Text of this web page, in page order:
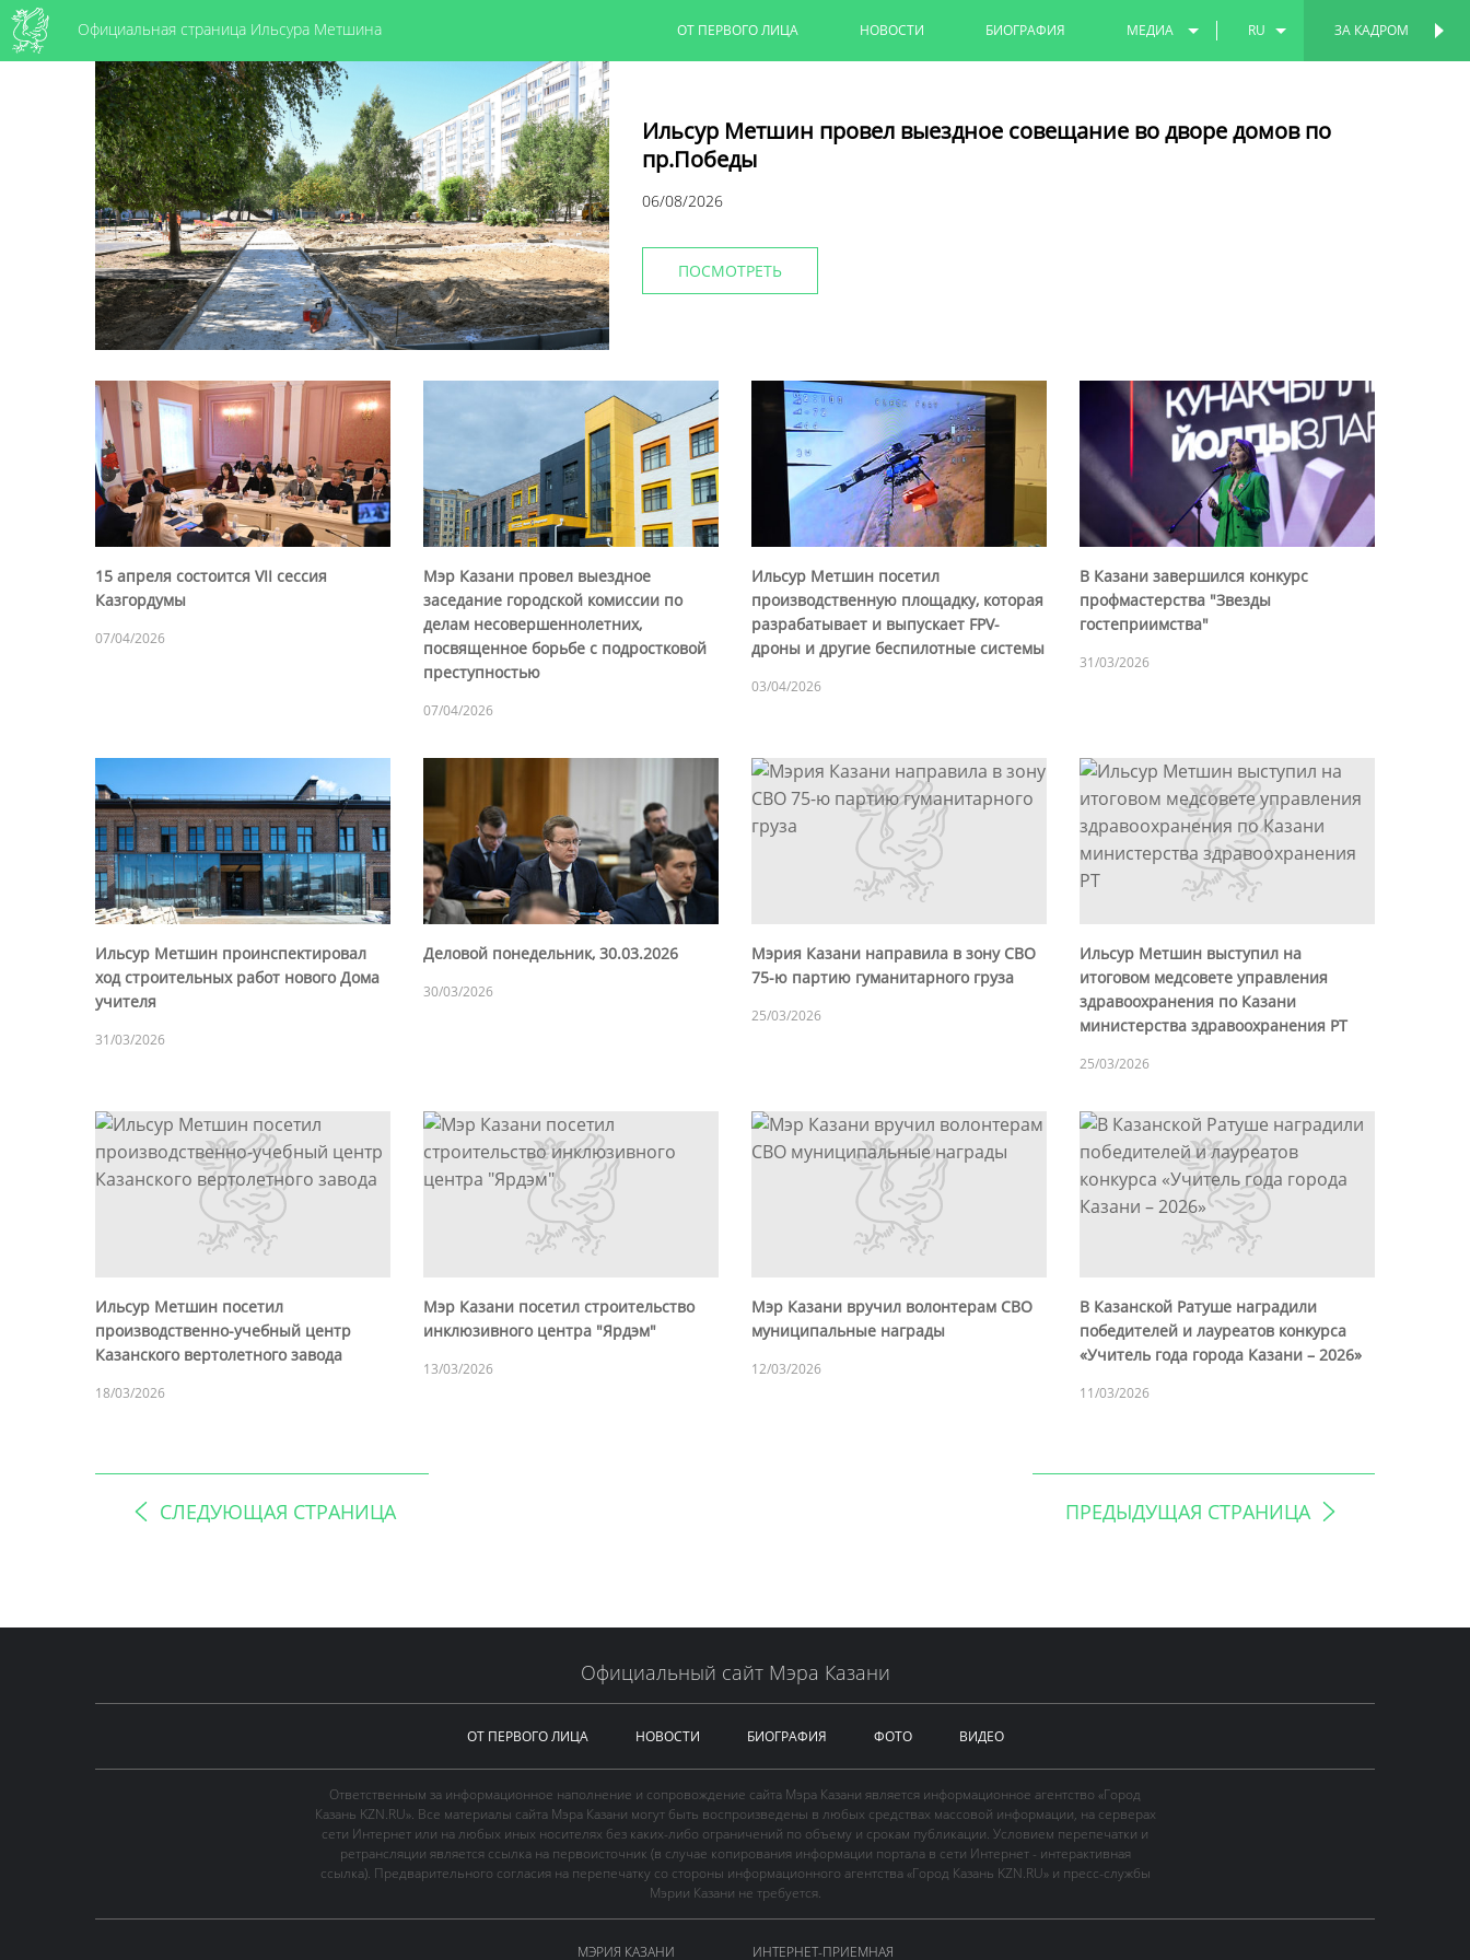
Официальная страница Ильсура Метшина ЗА КАДРОМ
ОТ ПЕРВОГО ЛИЦА НОВОСТИ БИОГРАФИЯ МЕДИА RU
Ильсур Метшин провел выездное совещание во дворе домов по
пр.Победы
06/08/2026
ПОСМОТРЕТЬ
15 апреля состоится VII сессия
Казгордумы
07/04/2026
Мэр Казани провел выездное
заседание городской комиссии по
делам несовершеннолетних,
посвященное борьбе с подростковой
преступностью
07/04/2026
Ильсур Метшин посетил
производственную площадку, которая
разрабатывает и выпускает FPV-
дроны и другие беспилотные системы
03/04/2026
В Казани завершился конкурс
профмастерства "Звезды
гостеприимства"
31/03/2026
Ильсур Метшин проинспектировал
ход строительных работ нового Дома
учителя
31/03/2026
Деловой понедельник, 30.03.2026
30/03/2026
Мэрия Казани направила в зону СВО
75-ю партию гуманитарного груза
25/03/2026
Ильсур Метшин выступил на
итоговом медсовете управления
здравоохранения по Казани
министерства здравоохранения РТ
25/03/2026
Ильсур Метшин посетил
производственно-учебный центр
Казанского вертолетного завода
18/03/2026
Мэр Казани посетил строительство
инклюзивного центра "Ярдэм"
13/03/2026
Мэр Казани вручил волонтерам СВО
муниципальные награды
12/03/2026
В Казанской Ратуше наградили
победителей и лауреатов конкурса
«Учитель года города Казани – 2026»
11/03/2026
СЛЕДУЮЩАЯ СТРАНИЦА ПРЕДЫДУЩАЯ СТРАНИЦА
Официальный сайт Мэра Казани
ОТ ПЕРВОГО ЛИЦА НОВОСТИ БИОГРАФИЯ ФОТО ВИДЕО
Ответственным за информационное наполнение и сопровождение сайта Мэра Казани является информационное агентство «Город
Казань KZN.RU». Все материалы сайта Мэра Казани могут быть воспроизведены в любых средствах массовой информации, на серверах
сети Интернет или на любых иных носителях без каких-либо ограничений по объему и срокам публикации. Условием перепечатки и
ретрансляции является ссылка на первоисточник (в случае копирования информации портала в сети Интернет - интерактивная
ссылка). Предварительного согласия на перепечатку со стороны информационного агентства «Город Казань KZN.RU» и пресс-службы
Мэрии Казани не требуется.
МЭРИЯ КАЗАНИ ИНТЕРНЕТ-ПРИЕМНАЯ
ПЕРСОНАЛЬНАЯ